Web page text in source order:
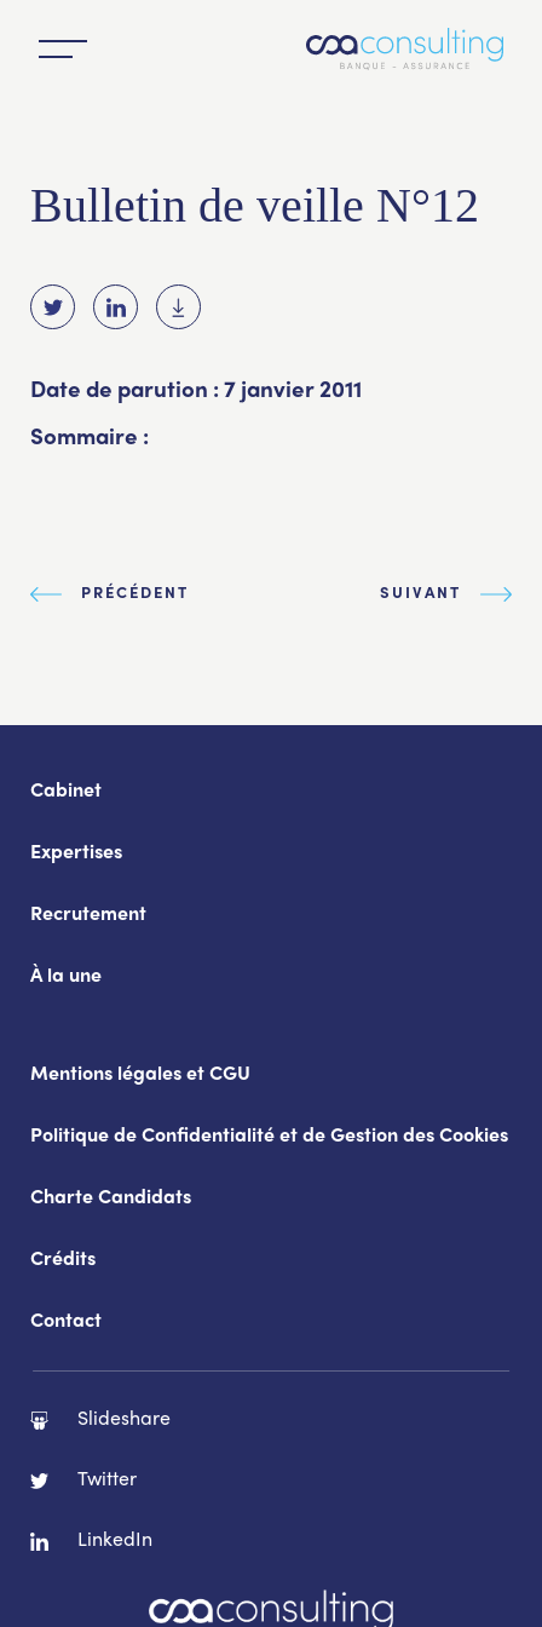
Bulletin de veille N°12
Date de parution : 7 janvier 2011
Sommaire :
PRÉCÉDENT SUIVANT
Cabinet
Expertises
Recrutement
À la une
Mentions légales et CGU
Politique de Confidentialité et de Gestion des Cookies
Charte Candidats
Crédits
Contact
Slideshare
Twitter
LinkedIn